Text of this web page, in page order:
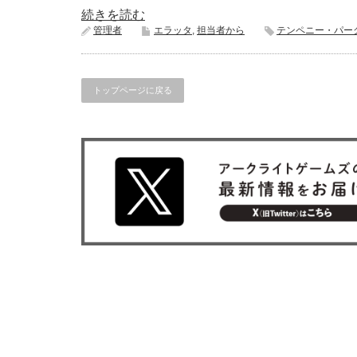
続きを読む
管理者 エラッタ , 担当者から テンペニー・パー
トップページに戻る